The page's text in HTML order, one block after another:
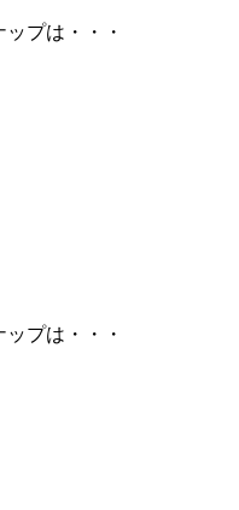
プは・・・
プは・・・